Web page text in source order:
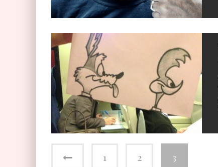
1 2 3